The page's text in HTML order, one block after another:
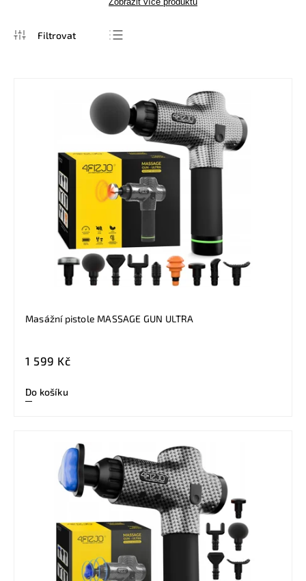
Nejdražší
Abecedně
Masážní pistole MASSAGE GUN ULTRA
1 599 Kč
Do košíku